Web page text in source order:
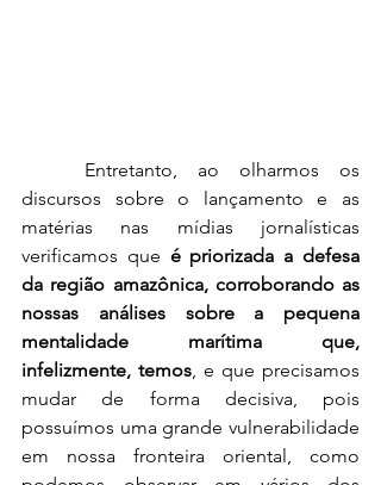
discursos sobre o lançamento e as
matérias nas mídias jornalísticas
verificamos que é priorizada a defesa
da região amazônica, corroborando as
nossas análises sobre a pequena
mentalidade marítima que,
infelizmente, temos, e que precisamos
mudar de forma decisiva, pois
possuímos uma grande vulnerabilidade
em nossa fronteira oriental, como